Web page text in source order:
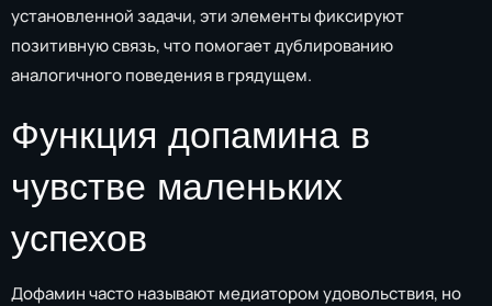
установленной задачи, эти элементы фиксируют
позитивную связь, что помогает дублированию
аналогичного поведения в грядущем.
Функция допамина в
чувстве маленьких
успехов
Дофамин часто называют медиатором удовольствия, но